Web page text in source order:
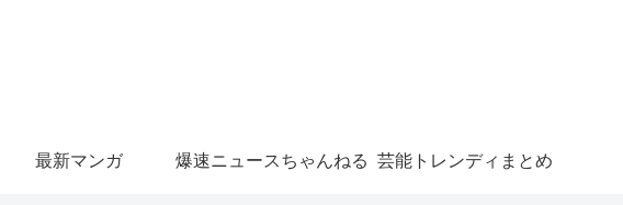
最新マンガ 爆速ニュースちゃんねる 芸能トレンディまとめ